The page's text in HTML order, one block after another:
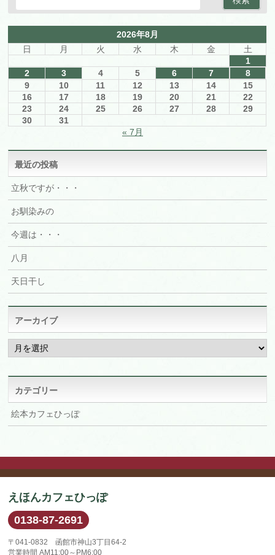
2026年8月
日
月 火 水 木 金
土
1
2
3 4 5 6 7
8
9
10 11 12 13 14
15
16
17 18 19 20 21
22
23
24 25 26 27 28
29
30
31
« 7月
最近の投稿
立秋ですが・・・
お馴染みの
今週は・・・
八月
天日干し
アーカイブ
ア
ー
カ
カテゴリー
絵本カフェひっぽ
えほんカフェひっぽ
0138-87-2691
〒041-0832 函館市神山3丁目64-2
営業時間 AM11:00～PM6:00